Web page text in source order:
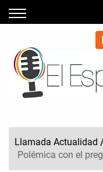
Llamada Actualidad
Polémica con el